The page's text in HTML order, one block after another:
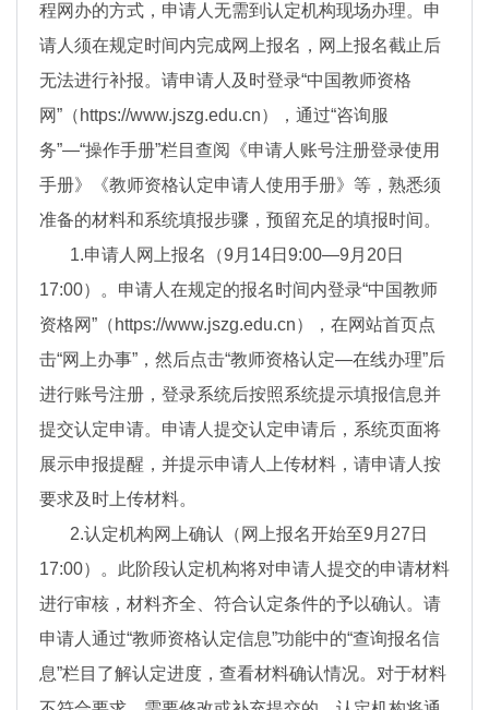
程网办的方式，申请人无需到认定机构现场办理。申
请人须在规定时间内完成网上报名，网上报名截止后
无法进行补报。请申请人及时登录“中国教师资格
网”（https://www.jszg.edu.cn），通过“咨询服
务”—“操作手册”栏目查阅《申请人账号注册登录使用
手册》《教师资格认定申请人使用手册》等，熟悉须
准备的材料和系统填报步骤，预留充足的填报时间。
1.申请人网上报名（9月14日9:00—9月20日
17:00）。申请人在规定的报名时间内登录“中国教师
资格网”（https://www.jszg.edu.cn），在网站首页点
击“网上办事”，然后点击“教师资格认定—在线办理”后
进行账号注册，登录系统后按照系统提示填报信息并
提交认定申请。申请人提交认定申请后，系统页面将
展示申报提醒，并提示申请人上传材料，请申请人按
要求及时上传材料。
2.认定机构网上确认（网上报名开始至9月27日
17:00）。此阶段认定机构将对申请人提交的申请材料
进行审核，材料齐全、符合认定条件的予以确认。请
申请人通过“教师资格认定信息”功能中的“查询报名信
息”栏目了解认定进度，查看材料确认情况。对于材料